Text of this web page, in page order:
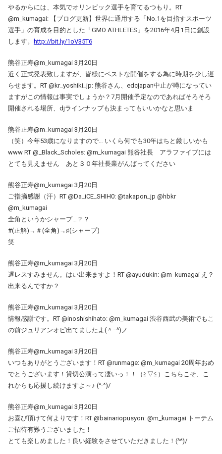
やるからには、本気でオリンピック選手を育てるつもり。RT
@m_kumagai: 【ブログ更新】世界に通用する「No.1を目指すスポーツ
選手」の育成を目的とした「GMO ATHLETES」を2016年4月1日に創設
します。
http://bit.ly/1oV35T6
熊谷正寿@m_kumagai 3月20日
近く正式発表致しますが、皆様にベストな開催をする為に時期を少し遅
らせます。RT @kr_yoshiki_jp: 熊谷さん、edcjapan中止が噂になってい
ますがこの情報は事実でしょうか？7月開催予定なのであればそろそろ
開催される場所、djラインナップも決まってもいいかなと思いま
熊谷正寿@m_kumagai 3月20日
（笑）今年53歳になりますので… いくら何でも30年はちと厳しいかも
www RT @_Black_Scholes: @m_kumagai 熊谷社長 アラファイブには
とても見えません あと３０年社長業がんばってください
熊谷正寿@m_kumagai 3月20日
ご指摘感謝（汗）RT @Da_iCE_SHIH0: @takapon_jp @hbkr
@m_kumagai
全角というかシャープ…？？
#(正解)→＃(全角)→♯(シャープ)
笑
熊谷正寿@m_kumagai 3月20日
遅レスすみません。はい出来ますよ！RT @ayudukin: @m_kumagai え？
出来るんですか？
熊谷正寿@m_kumagai 3月20日
情報感謝です。RT @inoshishihato: @m_kumagai 渋谷西武の美術でもこ
の前ジュリアンオピ出てましたよ(＾ｰ^)ノ
熊谷正寿@m_kumagai 3月20日
いつもありがとうございます！RT @runmage: @m_kumagai 20周年おめ
でとうございます！貸切公演って凄いっ！！（≧▽≦）こちらこそ、こ
れからも応援し続けますよ～♪ (^-^)/
熊谷正寿@m_kumagai 3月20日
お喜び頂けて何よりです！RT @bainariopusyon: @m_kumagai トーテム
ご招待有難うございました！
とても楽しめました！良い経験をさせていただきました！(^^)/